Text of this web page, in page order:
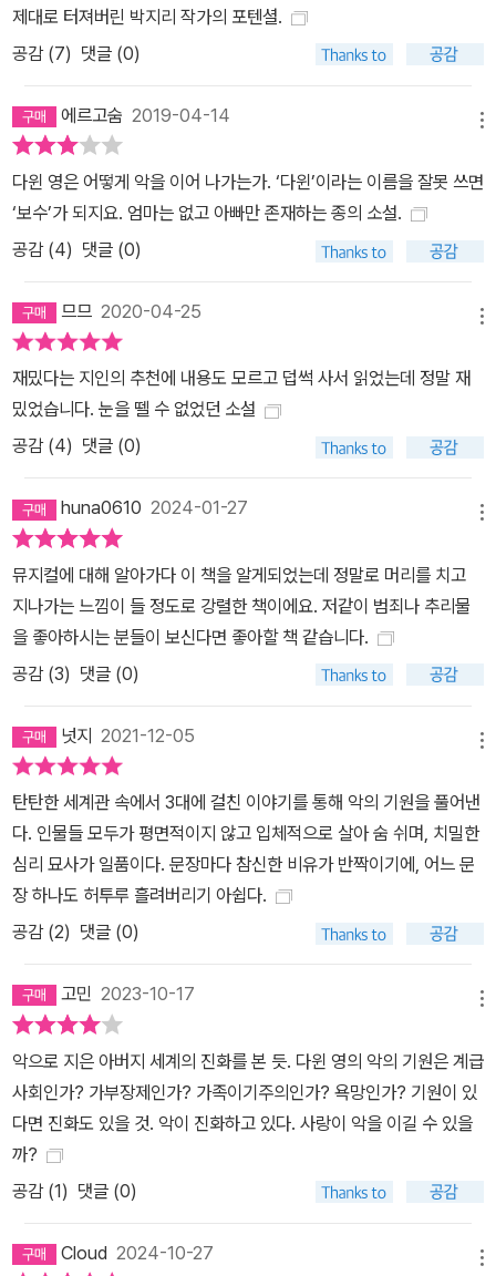
회를 전복시키려던 봉기는 실패로 끝났다. 역사에 ‘12월의 폭동’으로
기록된 이 사건으로 9지구는 고도의 분리 정책과 더불어 완전히 자연
도태되었다. 루미와 다윈은 9지구에서 만난 아저씨의 도움으로 다른
사진들에 있는 ‘D-9’의 (지금은 7,80대 노인들이 된) 후디들을 찾아
간다. 그러나 막상 만나 본 그들은 삶의 의욕을 잃은 멸종돼 가는 사람
들일 뿐이다. 한낮에 살인이 일어나고 길거리엔 강도들이 득실댄다는
9지구는 실상 전 지구에서 아무 범죄도 일어나지 않는 유일한 지구였
던 것이다. 루미는 12월의 폭동 사진을 관리하고 있는 아카이브로 찾
이 있음을 알게 된다. 루미는 다윈 영의 도움으로 니스 아저씨의 아이
디와 비밀번호를 도용해 사진을 찾는다. 그런데 앨범에서 사라진 사
진이 이곳에서도 삭제되었다는 것을 알게 된다. 그와 동시에 중요한
에서 사라진 사진 한 장에, 우리가 9지구에 가져갔던 사진 세 장 중 한
장까지 더해서 두 장을. 사진은 삭제했지만 파일 번호까지는 수정하
잡했거나 부주의했거나 해서.” “그런데 네 말대로라면 왜 그 사진들
만 삭제한 거지? 같은 날 찍힌 다른 사진 두 장은 그대로 두고 말이
야.” “모르겠어. 그 사진들에만 뭔가 다른 점이 있었는지, 아니면 그날
의 사진들을 다 삭제하면 너무 눈에 띌 것 같아서 부담스러웠던
지……. 그건 더 생각해 봐야 해. 그런데 다윈, 나 지금 무서운 생각이
들었어.” 루미답지 않게 목소리가 떨리고 있었다. 다윈은 이유도 모르
는 채 자기까지 초조한 기분이 들었다. “무서운 생각이라니?” “전에
도 말했지만 이걸로 확실히 알겠어. 제이 삼촌을 죽인 범인은 절대 9
지구 사람이 아니야. 1지구…… 그것도 상당히 높은 권력을 가지고 있
는 사람이 분명해.” (351쪽) 용의자를 찾아서 루미는 제이 삼촌을 죽
인 범인이 9지구 후디가 아니라 1지구의 높은 권력을 가진 사람이라
는 확신을 갖고, 조사에 박차를 가한다. 3급 이상 고위 공무원 가운데
제이 삼촌과 학창 시절을 함께 보낸 사람들을 조사하기 위해 아빠의
신분증을 몰래 빼내 서류를 신청한 루미는 유력한 용의자를 찾아낸
신이다. 루미는 프리메라 학생의 특권으로 직업 탐방 인터뷰를 신청
해 로이드 검사를 만난다. 그러나 결국 로이드 검사 역시 삼촌의 존재
을 내린다. 그러던 어느 날, 루미는 여느 때처럼 삼촌 방에서 삼촌이
녹음한 30년 전 음악 방송을 듣다가 테이프에 녹음된 삼촌의 목소리
를 듣는다. 그래서 이번엔 당시 테이프를 녹음한 카세트 찾기에 몰입
한다. 삼촌의 평소 습관대로라면 살해당한 날 새벽에도 삼촌은 ‘미드
나이트 뮤직’을 녹음했을지도 모른다. 그리고 거기에 범인의 말소리
트로 녹음을 했고, 그 카세트를 삼촌이 죽은 다음 돌려주었다는 이야
제대로 터져버린 박지리 작가의 포텐셜.
공감 (7) 댓글 (0)
에르고숨 2019-04-14
다윈 영은 어떻게 악을 이어 나가는가. ‘다윈’이라는 이름을 잘못 쓰면
‘보수’가 되지요. 엄마는 없고 아빠만 존재하는 종의 소설.
공감 (4) 댓글 (0)
므므 2020-04-25
재밌다는 지인의 추천에 내용도 모르고 덥썩 사서 읽었는데 정말 재
밌었습니다. 눈을 뗄 수 없었던 소설
공감 (4) 댓글 (0)
huna0610 2024-01-27
뮤지컬에 대해 알아가다 이 책을 알게되었는데 정말로 머리를 치고
지나가는 느낌이 들 정도로 강렬한 책이에요. 저같이 범죄나 추리물
을 좋아하시는 분들이 보신다면 좋아할 책 같습니다.
공감 (3) 댓글 (0)
넛지 2021-12-05
탄탄한 세계관 속에서 3대에 걸친 이야기를 통해 악의 기원을 풀어낸
다. 인물들 모두가 평면적이지 않고 입체적으로 살아 숨 쉬며, 치밀한
심리 묘사가 일품이다. 문장마다 참신한 비유가 반짝이기에, 어느 문
장 하나도 허투루 흘려버리기 아쉽다.
공감 (2) 댓글 (0)
고민 2023-10-17
악으로 지은 아버지 세계의 진화를 본 듯. 다윈 영의 악의 기원은 계급
사회인가? 가부장제인가? 가족이기주의인가? 욕망인가? 기원이 있
다면 진화도 있을 것. 악이 진화하고 있다. 사랑이 악을 이길 수 있을
까?
공감 (1) 댓글 (0)
Cloud 2024-10-27